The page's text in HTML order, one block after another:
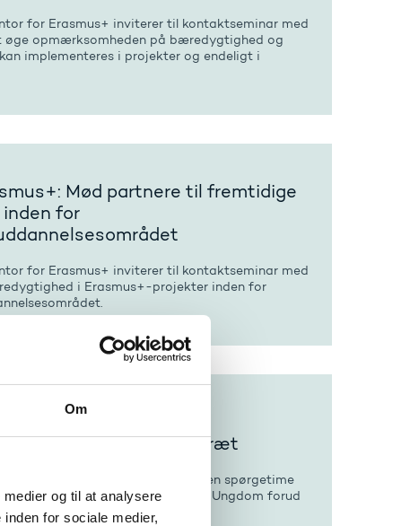
Om
og til at analysere
for sociale medier,
for Erasmus+ inviterer til kontaktseminar med
øge opmærksomheden på bæredygtighed og
implementeres i projekter og endeligt i
Mød partnere til fremtidige
for
for Erasmus+ inviterer til kontaktseminar med
i Erasmus+-projekter inden for
i Erasmus+ Idræt
og Forskningsstyrelsen afholder en spørgetime
til mobilitetsprojekter i Erasmus+ Ungdom forud
23. februar 2023.